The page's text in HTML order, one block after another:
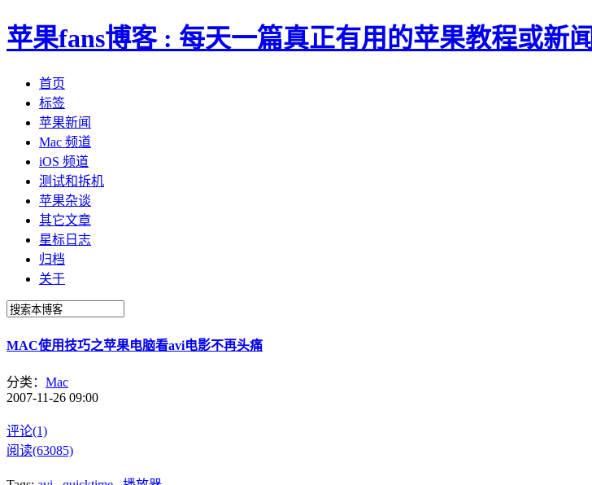
苹果fans博客 : 每天一篇真正有用的苹果教程或新闻
首页
标签
苹果新闻
Mac 频道
iOS 频道
测试和拆机
苹果杂谈
其它文章
星标日志
归档
关于
MAC使用技巧之苹果电脑看avi电影不再头痛
分类： Mac
2007-11-26 09:00
评论(1)
阅读(63085)